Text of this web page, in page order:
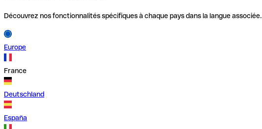
Découvrez nos fonctionnalités spécifiques à chaque pays dans la langue associée.
Europe
France
Deutschland
España